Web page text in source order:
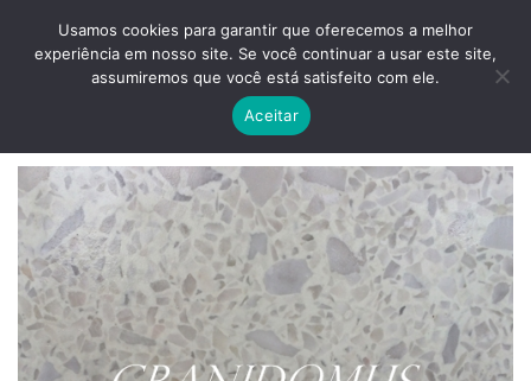
0
Usamos cookies para garantir que oferecemos a melhor
experiência em nosso site. Se você continuar a usar este site,
assumiremos que você está satisfeito com ele.
Aceitar